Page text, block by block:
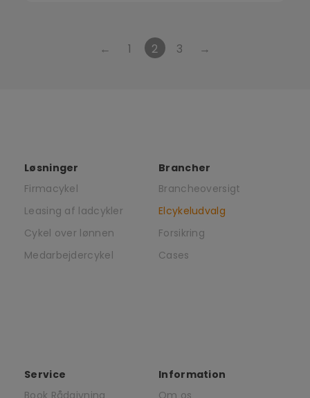
← 1 2 3 →
Løsninger
Firmacykel
Leasing af ladcykler
Cykel over lønnen
Medarbejdercykel
Brancher
Brancheoversigt
Elcykeludvalg
Forsikring
Cases
Service
Information